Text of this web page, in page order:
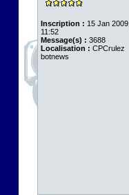
Inscription : 15 Jan 2009,
11:52
Message(s) : 3688
Localisation : CPCrulez
botnews